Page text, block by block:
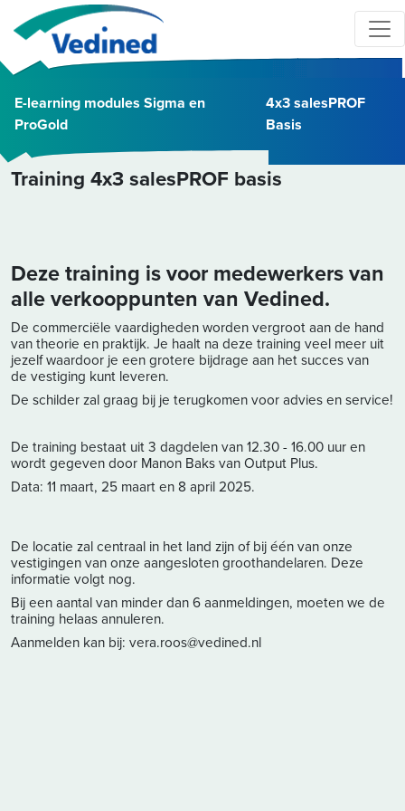
E-learning modules Sigma en
ProGold
4x3 salesPROF
Basis
Training 4x3 salesPROF basis
Deze training is voor medewerkers van
alle verkooppunten van Vedined.
De commerciële vaardigheden worden vergroot aan de hand
van theorie en praktijk. Je haalt na deze training veel meer uit
jezelf waardoor je een grotere bijdrage aan het succes van
de vestiging kunt leveren.
De schilder zal graag bij je terugkomen voor advies en service!
De training bestaat uit 3 dagdelen van 12.30 - 16.00 uur en
wordt gegeven door Manon Baks van Output Plus.
Data: 11 maart, 25 maart en 8 april 2025.
De locatie zal centraal in het land zijn of bij één van onze
vestigingen van onze aangesloten groothandelaren. Deze
informatie volgt nog.
Bij een aantal van minder dan 6 aanmeldingen, moeten we de
training helaas annuleren.
Aanmelden kan bij: vera.roos@vedined.nl